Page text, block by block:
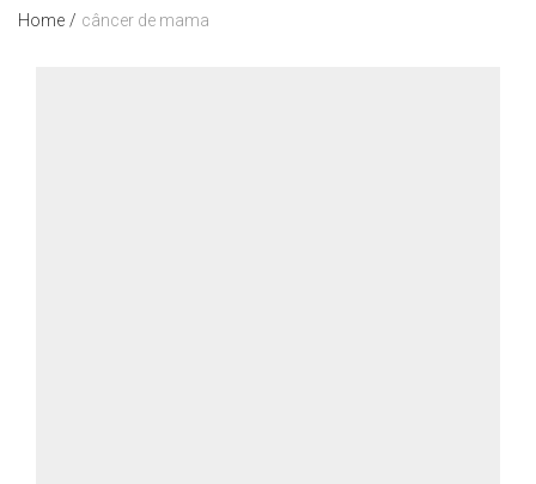
Home / câncer de mama